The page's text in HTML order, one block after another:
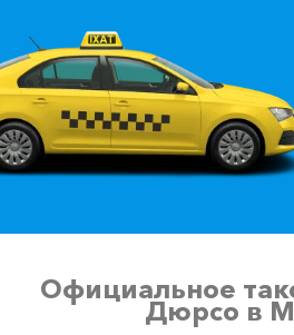
Официальное
Дюрсо в